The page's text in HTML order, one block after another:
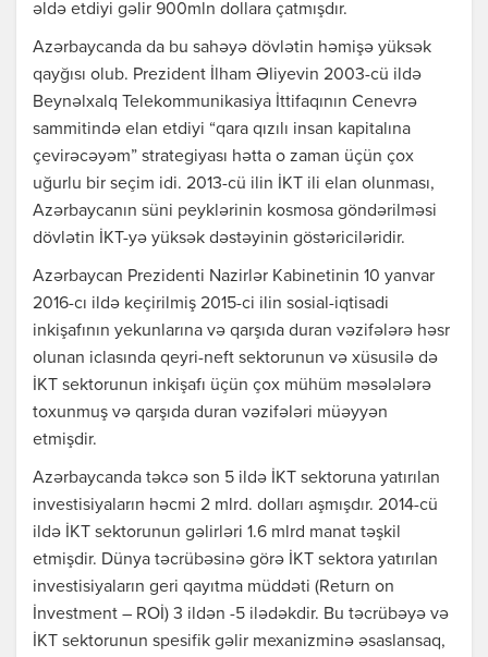
əldə etdiyi gəlir 900mln dollara çatmışdır.
Azərbaycanda da bu sahəyə dövlətin həmişə yüksək
qayğısı olub. Prezident İlham Əliyevin 2003-cü ildə
Beynəlxalq Telekommunikasiya İttifaqının Cenevrə
sammitində elan etdiyi “qara qızılı insan kapitalına
çevirəcəyəm” strategiyası hətta o zaman üçün çox
uğurlu bir seçim idi. 2013-cü ilin İKT ili elan olunması,
Azərbaycanın süni peyklərinin kosmosa göndərilməsi
dövlətin İKT-yə yüksək dəstəyinin göstəriciləridir.
Azərbaycan Prezidenti Nazirlər Kabinetinin 10 yanvar
2016-cı ildə keçirilmiş 2015-ci ilin sosial-iqtisadi
inkişafının yekunlarına və qarşıda duran vəzifələrə həsr
olunan iclasında qeyri-neft sektorunun və xüsusilə də
İKT sektorunun inkişafı üçün çox mühüm məsələlərə
toxunmuş və qarşıda duran vəzifələri müəyyən
etmişdir.
Azərbaycanda təkcə son 5 ildə İKT sektoruna yatırılan
investisiyaların həcmi 2 mlrd. dolları aşmışdır. 2014-cü
ildə İKT sektorunun gəlirləri 1.6 mlrd manat təşkil
etmişdir. Dünya təcrübəsinə görə İKT sektora yatırılan
investisiyaların geri qayıtma müddəti (Return on
İnvestment – ROİ) 3 ildən -5 ilədəkdir. Bu təcrübəyə və
İKT sektorunun spesifik gəlir mexanizminə əsaslansaq,